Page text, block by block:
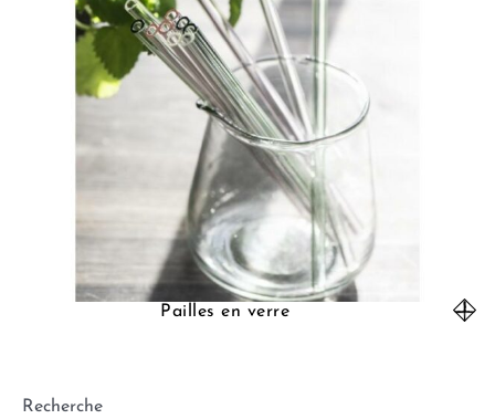
Recherche
Pailles en verre